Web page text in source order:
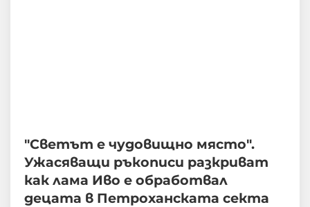
"Светът е чудовищно място".
Ужасяващи ръкописи разкриват
как лама Иво е обработвал
децата в Петроханската секта